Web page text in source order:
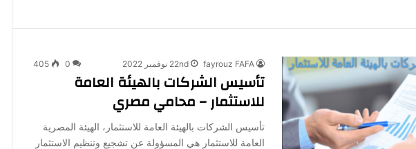
fayrouz FAFA 22nd نوفمبر 2022 0
405
تأسيس الشركات بالهيئة العامة
للاستثمار – محامي مصري
تأسيس الشركات بالهيئة العامة للاستثمار، الهيئة المصرية
العامة للاستثمار هي المسؤولة عن تشجيع وتنظيم الاستثمار